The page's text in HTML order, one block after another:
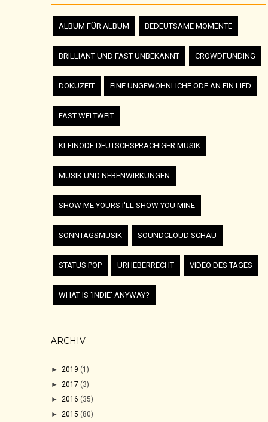
ALBUM FÜR ALBUM BEDEUTSAME MOMENTE
BRILLIANT UND FAST UNBEKANNT CROWDFUNDING
DOKUZEIT EINE UNGEWÖHNLICHE ODE AN EIN LIED
FAST WELTWEIT
KLEINODE DEUTSCHSPRACHIGER MUSIK
MUSIK UND NEBENWIRKUNGEN
SHOW ME YOURS I'LL SHOW YOU MINE
SONNTAGSMUSIK SOUNDCLOUD SCHAU
STATUS POP URHEBERRECHT VIDEO DES TAGES
WHAT IS 'INDIE' ANYWAY?
ARCHIV
► 2019 (1)
► 2017 (3)
► 2016 (35)
► 2015 (80)